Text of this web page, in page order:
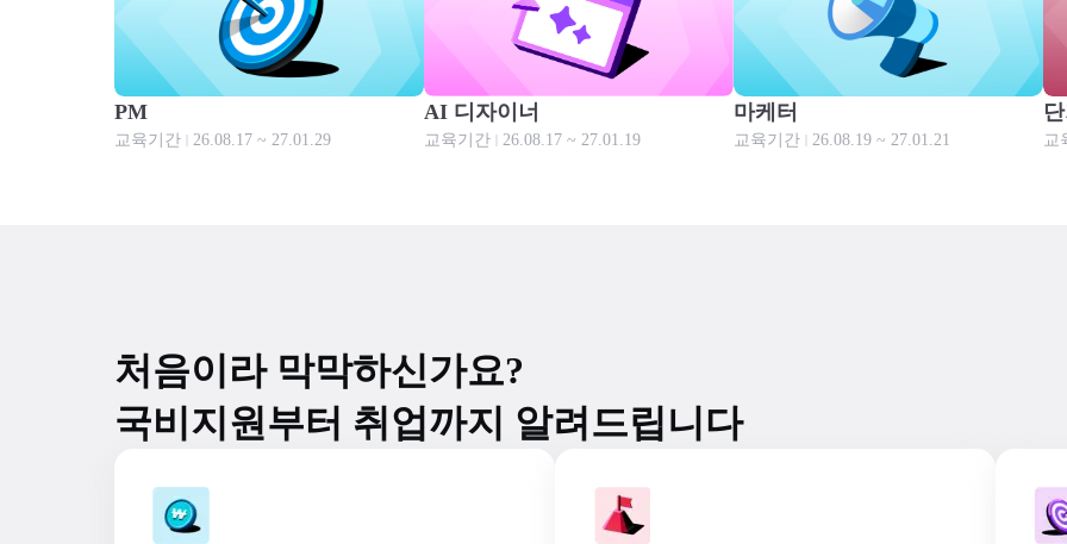
PM
교육기간 26.08.17 ~ 27.01.29
AI 디자이너
교육기간 26.08.17 ~ 27.01.19
마케터
교육기간 26.08.19 ~ 27.01.21 교
처음이라 막막하신가요?
국비지원부터 취업까지 알려드립니다